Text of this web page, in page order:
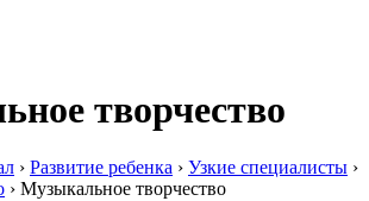
творчество
› Развитие ребенка › Узкие специалисты ›
› Музыкальное творчество